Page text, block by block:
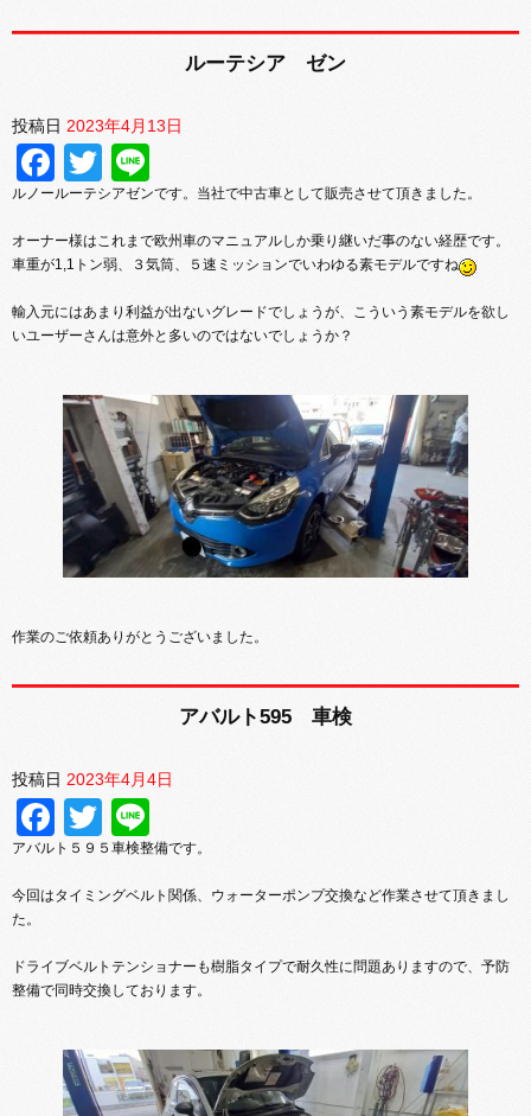
ルーテシア ゼン
投稿日 2023年4月13日
Facebook
Twitter
ルノールーテシアゼンです。当社で中古車として販売させて頂きました。
オーナー様はこれまで欧州車のマニュアルしか乗り継いだ事のない経歴です。
車重が1,1トン弱、３気筒、５速ミッションでいわゆる素モデルですね
輸入元にはあまり利益が出ないグレードでしょうが、こういう素モデルを欲し
いユーザーさんは意外と多いのではないでしょうか？
作業のご依頼ありがとうございました。
アバルト595 車検
投稿日 2023年4月4日
Facebook
Twitter
アバルト５９５車検整備です。
今回はタイミングベルト関係、ウォーターポンプ交換など作業させて頂きまし
た。
ドライブベルトテンショナーも樹脂タイプで耐久性に問題ありますので、予防
整備で同時交換しております。